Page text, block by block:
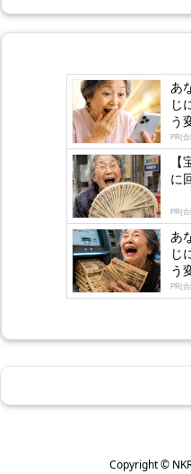
あ
じ
う
PR(
に
PR(
あ
じ
う
PR(
Copyright ©